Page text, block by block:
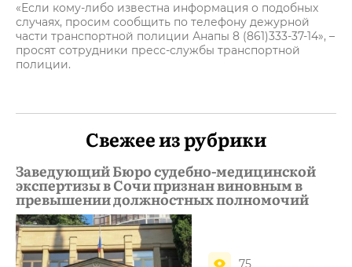
«Если кому-либо известна информация о подобных
случаях, просим сообщить по телефону дежурной
части транспортной полиции Анапы 8 (861)333-37-14», –
просят сотрудники пресс-службы транспортной
полиции.
Свежее из рубрики
Заведующий Бюро судебно-медицинской
экспертизы в Сочи признан виновным в
превышении должностных полномочий
75